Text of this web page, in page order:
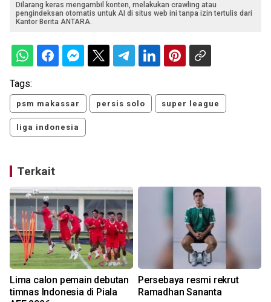
Dilarang keras mengambil konten, melakukan crawling atau
pengindeksan otomatis untuk AI di situs web ini tanpa izin tertulis dari
Kantor Berita ANTARA.
Tags:
psm makassar persis solo super league
liga indonesia
Terkait
Lima calon pemain debutan
timnas Indonesia di Piala
Persebaya resmi rekrut
Ramadhan Sananta